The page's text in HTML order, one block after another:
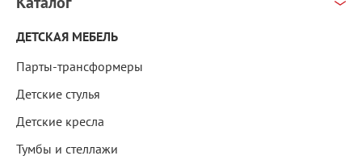
ДЕТСКАЯ МЕБЕЛЬ
Парты-трансформеры
Детские стулья
Детские кресла
Тумбы и стеллажи